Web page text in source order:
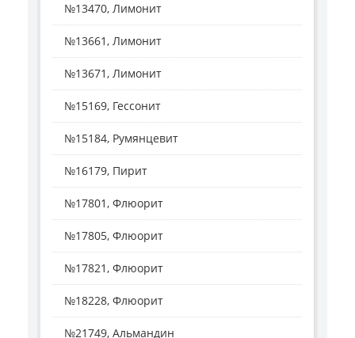
№13470, Лимонит
№13661, Лимонит
№13671, Лимонит
№15169, Гессонит
№15184, Румянцевит
№16179, Пирит
№17801, Флюорит
№17805, Флюорит
№17821, Флюорит
№18228, Флюорит
№21749, Альмандин